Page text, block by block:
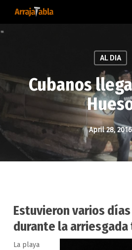
main
AL DIA
Cubanos
April 28, 2016
Estuvieron varios
durante la arriesgada
La playa